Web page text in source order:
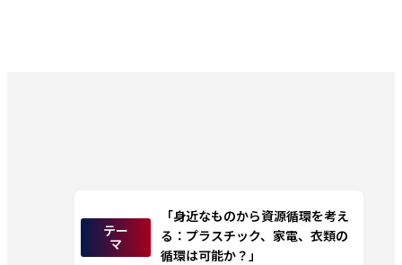
テー
マ
「身近なものから資源循環を考え
る：プラスチック、家電、衣類の
循環は可能か？」